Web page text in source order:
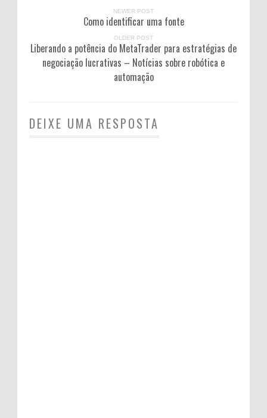
NEWER POST
Como identificar uma fonte
OLDER POST
Liberando a potência do MetaTrader para estratégias de
negociação lucrativas – Notícias sobre robótica e
automação
DEIXE UMA RESPOSTA